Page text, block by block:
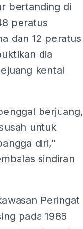
bertanding di
peratus
dan 12 peratus
dia
kental
berjuang,
untuk
diri,"
sindiran
Peringat
pada 1986